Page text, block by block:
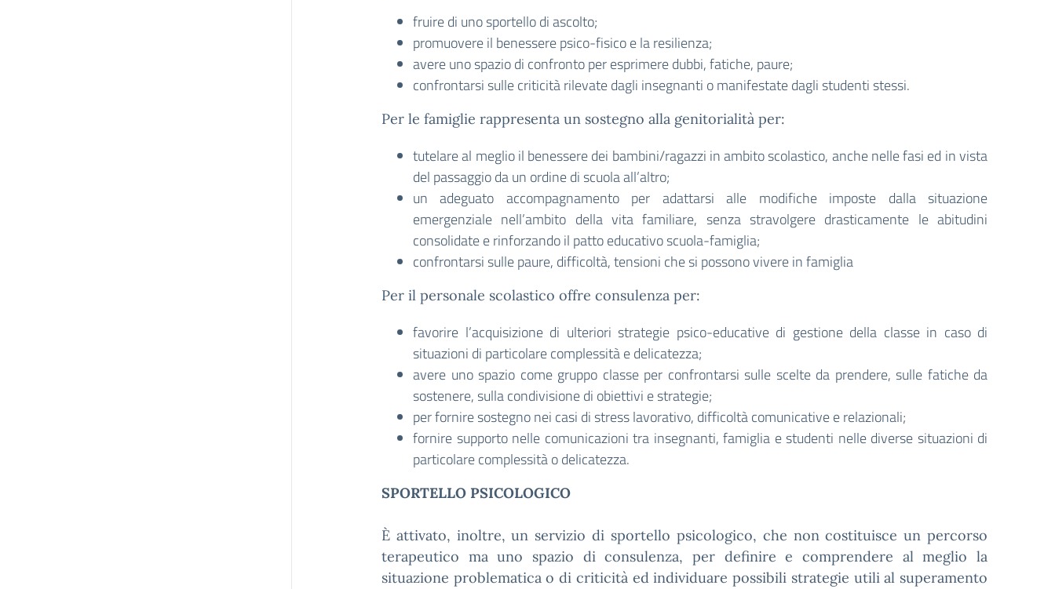
fruire di uno sportello di ascolto;
promuovere il benessere psico-fisico e la resilienza;
avere uno spazio di confronto per esprimere dubbi, fatiche, paure;
confrontarsi sulle criticità rilevate dagli insegnanti o manifestate dagli studenti stessi.
Per le famiglie rappresenta un sostegno alla genitorialità per:
tutelare al meglio il benessere dei bambini/ragazzi in ambito scolastico, anche nelle fasi ed in vista
del passaggio da un ordine di scuola all’altro;
un adeguato accompagnamento per adattarsi alle modifiche imposte dalla situazione
emergenziale nell’ambito della vita familiare, senza stravolgere drasticamente le abitudini
consolidate e rinforzando il patto educativo scuola-famiglia;
confrontarsi sulle paure, difficoltà, tensioni che si possono vivere in famiglia
Per il personale scolastico offre consulenza per:
favorire l’acquisizione di ulteriori strategie psico-educative di gestione della classe in caso di
situazioni di particolare complessità e delicatezza;
avere uno spazio come gruppo classe per confrontarsi sulle scelte da prendere, sulle fatiche da
sostenere, sulla condivisione di obiettivi e strategie;
per fornire sostegno nei casi di stress lavorativo, difficoltà comunicative e relazionali;
fornire supporto nelle comunicazioni tra insegnanti, famiglia e studenti nelle diverse situazioni di
particolare complessità o delicatezza.
SPORTELLO PSICOLOGICO
È attivato, inoltre, un servizio di sportello psicologico, che non costituisce un percorso
terapeutico ma uno spazio di consulenza, per definire e comprendere al meglio la
situazione problematica o di criticità ed individuare possibili strategie utili al superamento